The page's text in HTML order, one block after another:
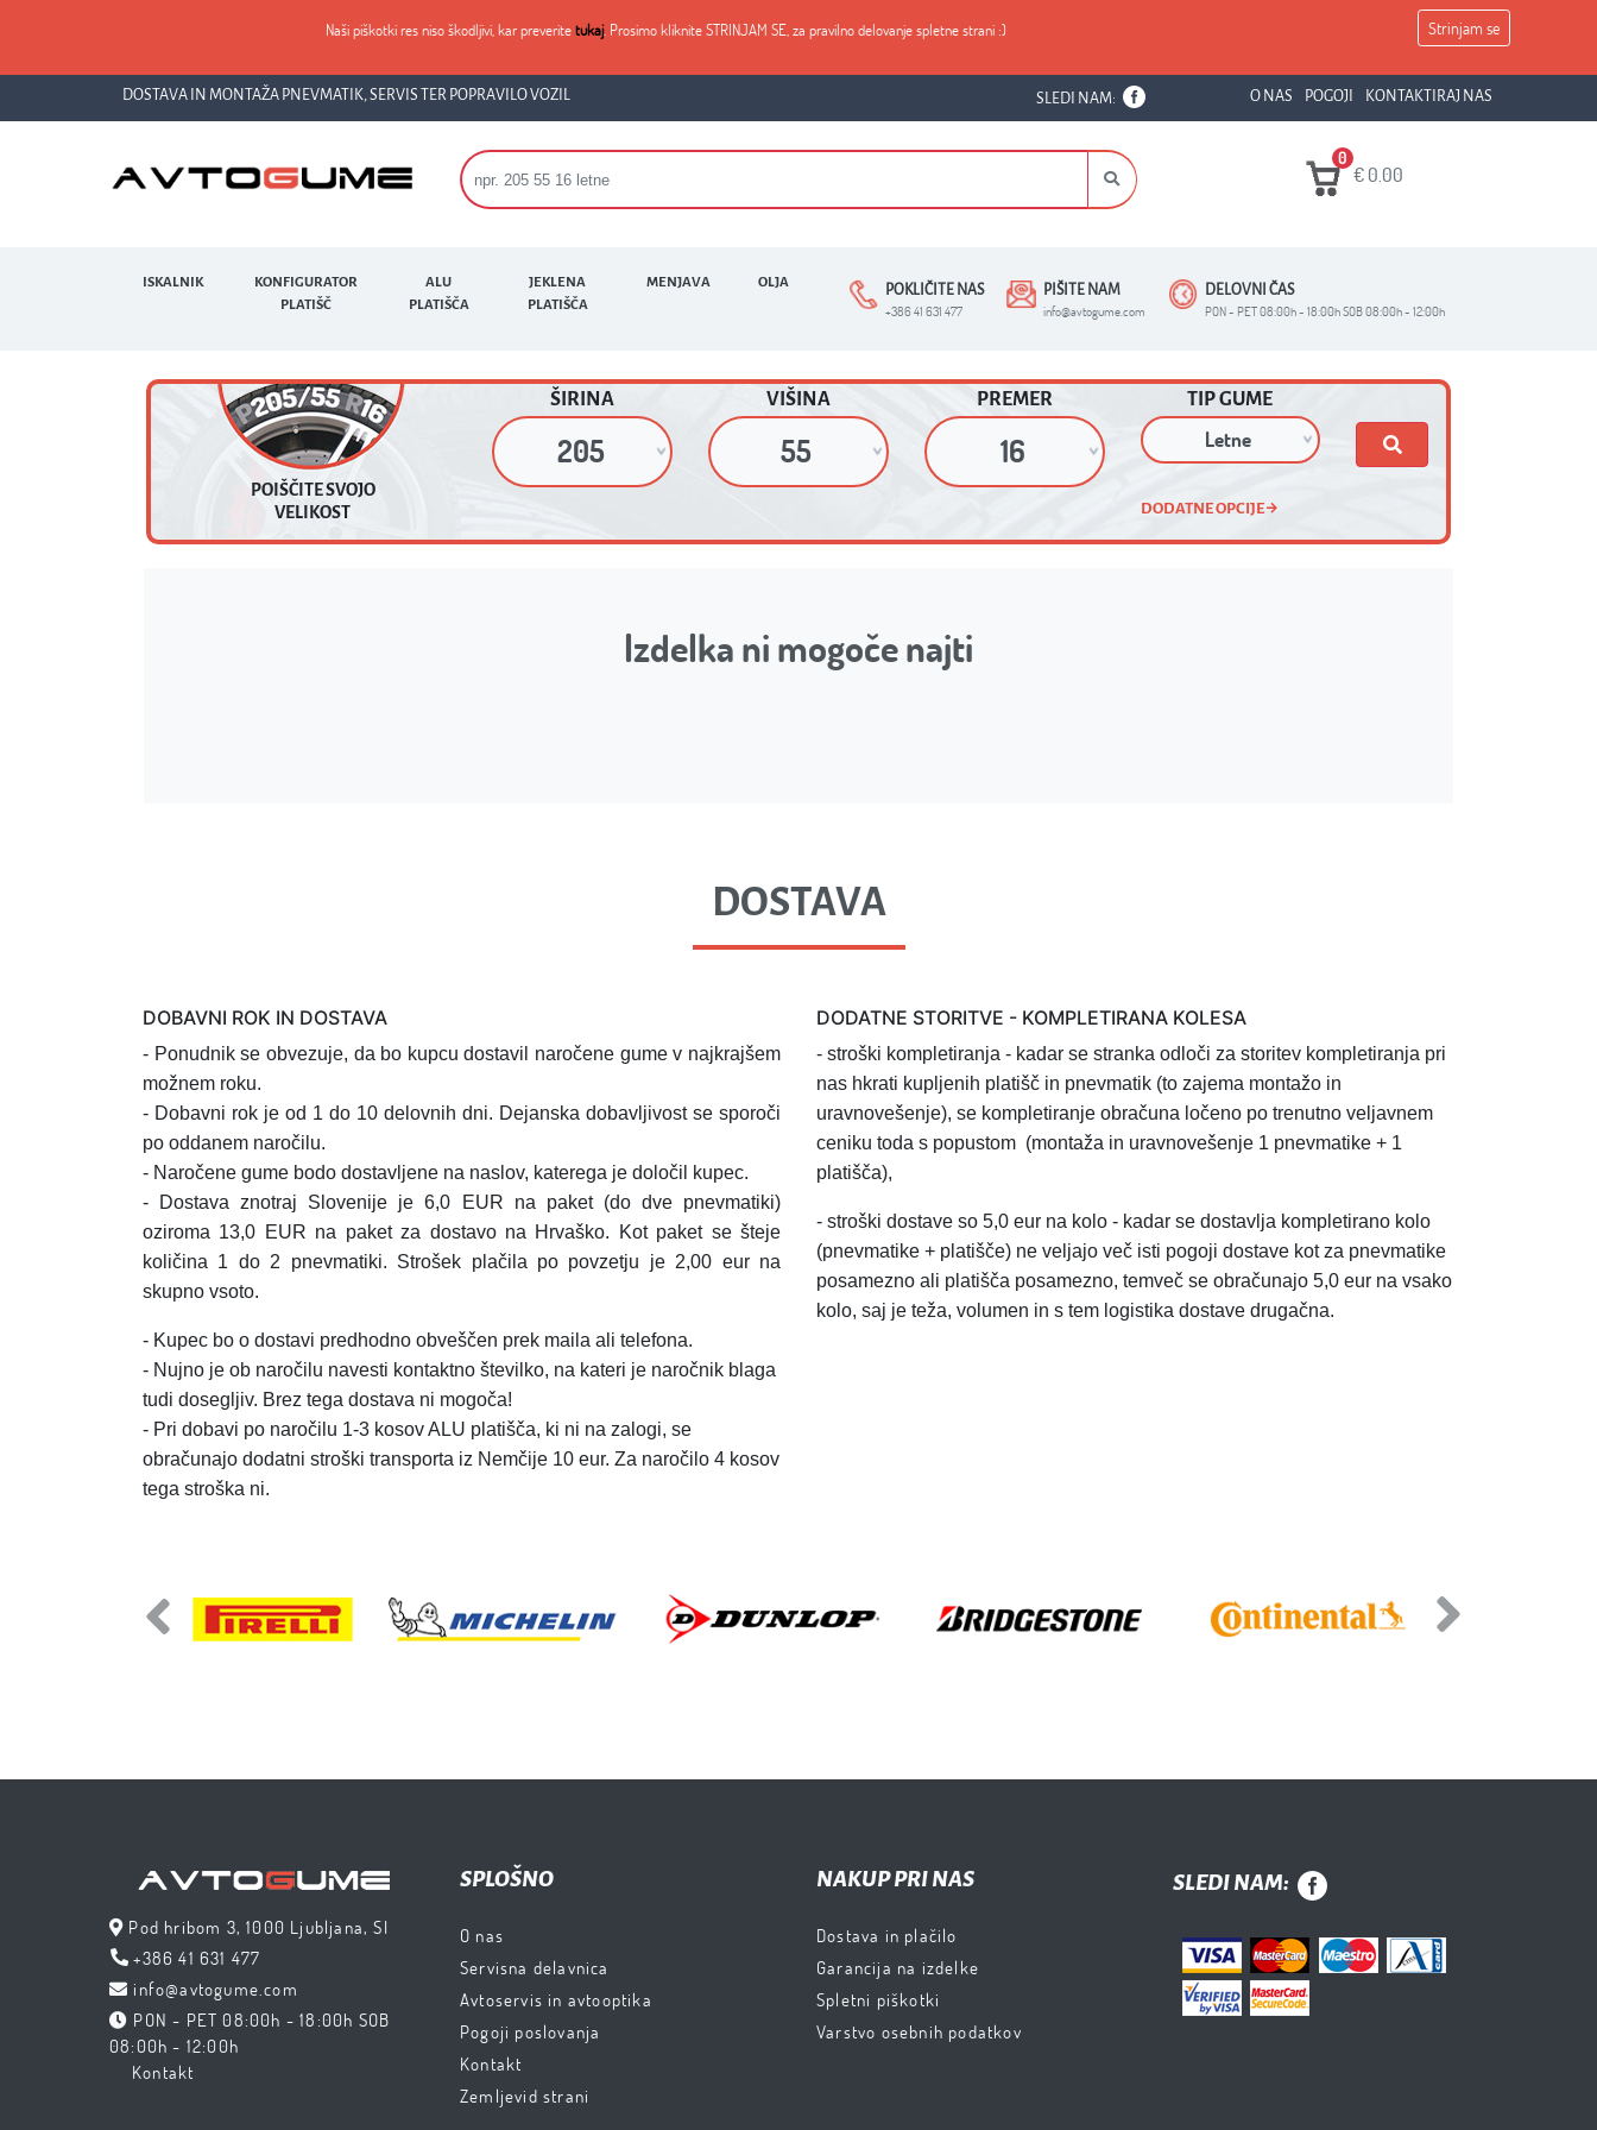
Naši piškotki res niso škodljivi, kar preveritetukaj. Prosimo kliknite STRINJAM SE, za pravilno delovanje spletne strani :) Strinjam se
DOSTAVA IN MONTAŽA PNEVMATIK, SERVIS TER POPRAVILO VOZIL SLEDI NAM: O NAS POGOJI KONTAKTIRAJ NAS
0
€0.00
ISKALNIK
KONFIGURATOR
PLATIŠČ
ALU
PLATIŠČA
JEKLENA
PLATIŠČA
MENJAVA OLJA POKLIČITE NAS
+386 41 631 477
PIŠITE NAM
info@avtogume.com
DELOVNI ČAS
PON - PET 08:00h - 18:00h SOB 08:00h - 12:00h
POIŠČITE SVOJO
VELIKOST
ŠIRINA VIŠINA PREMER TIP GUME
DODATNE OPCIJE
Izdelka ni mogoče najti
DOSTAVA
DOBAVNI ROK IN DOSTAVA
- Ponudnik se obvezuje, da bo kupcu dostavil naročene gume v najkrajšem
možnem roku.
- Dobavni rok je od 1 do 10 delovnih dni. Dejanska dobavljivost se sporoči
po oddanem naročilu.
- Naročene gume bodo dostavljene na naslov, katerega je določil kupec.
- Dostava znotraj Slovenije je 6,0 EUR na paket (do dve pnevmatiki)
oziroma 13,0 EUR na paket za dostavo na Hrvaško.
Kot paket se šteje
količina 1 do 2 pnevmatiki. Strošek plačila po povzetju je 2,00 eur na
skupno vsoto.
- Kupec bo o dostavi predhodno obveščen prek maila ali telefona.
- Nujno je ob naročilu navesti kontaktno številko, na kateri je naročnik blaga
tudi dosegljiv. Brez tega dostava ni mogoča!
- Pri dobavi po naročilu 1-3 kosov ALU platišča, ki ni na zalogi, se
obračunajo dodatni stroški transporta iz Nemčije 10 eur. Za naročilo 4 kosov
tega stroška ni.
DODATNE STORITVE - KOMPLETIRANA KOLESA
- stroški kompletiranja - kadar se stranka odloči za storitev kompletiranja pri
nas hkrati kupljenih platišč in pnevmatik (to zajema montažo in
uravnovešenje), se kompletiranje obračuna ločeno po trenutno veljavnem
ceniku toda s popustom (montaža in uravnovešenje 1 pnevmatike + 1
platišča),
- stroški dostave so 5,0 eur na kolo - kadar se dostavlja kompletirano kolo
(pnevmatike + platišče) ne veljajo več isti pogoji dostave kot za pnevmatike
posamezno ali platišča posamezno, temveč se obračunajo 5,0 eur na vsako
kolo, saj je teža, volumen in s tem logistika dostave drugačna.
Previous
Next
Pod hribom 3, 1000 Ljubljana, SI
+386 41 631 477
info@avtogume.com
PON - PET 08:00h - 18:00h SOB
08:00h - 12:00h
Kontakt
SPLOŠNO
O nas
Servisna delavnica
Avtoservis in avtooptika
Pogoji poslovanja
Kontakt
Zemljevid strani
NAKUP PRI NAS
Dostava in plačilo
Garancija na izdelke
Spletni piškotki
Varstvo osebnih podatkov
SLEDI NAM: